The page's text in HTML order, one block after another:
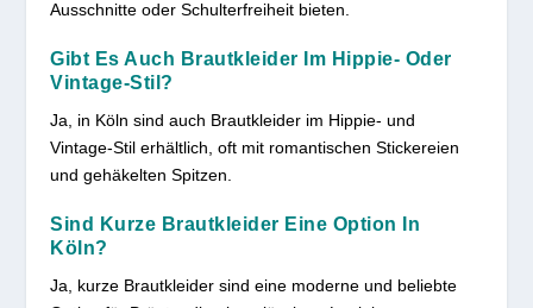
Ausschnitte oder Schulterfreiheit bieten.
Gibt Es Auch Brautkleider Im Hippie- Oder
Vintage-Stil?
Ja, in Köln sind auch Brautkleider im Hippie- und
Vintage-Stil erhältlich, oft mit romantischen Stickereien
und gehäkelten Spitzen.
Sind Kurze Brautkleider Eine Option In
Köln?
Ja, kurze Brautkleider sind eine moderne und beliebte